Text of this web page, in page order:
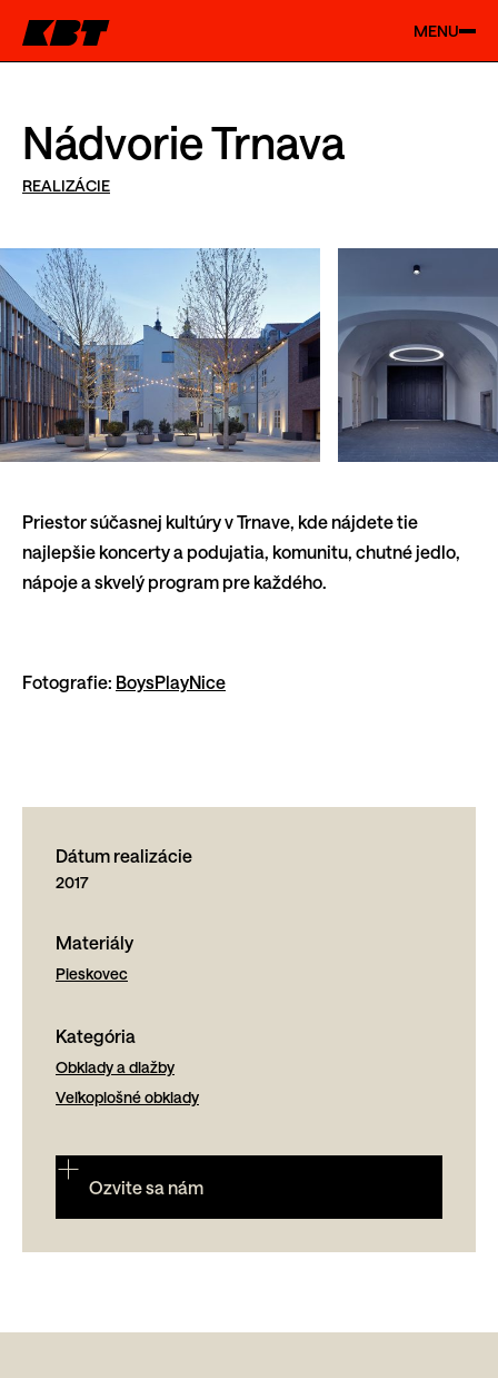
MENU
Nádvorie Trnava
REALIZÁCIE
Priestor súčasnej kultúry v Trnave, kde nájdete tie
najlepšie koncerty a podujatia, komunitu, chutné jedlo,
nápoje a skvelý program pre každého.
Fotografie: BoysPlayNice
Dátum realizácie
2017
Materiály
Pieskovec
Kategória
Obklady a dlažby
Veľkoplošné obklady
Ozvite sa nám